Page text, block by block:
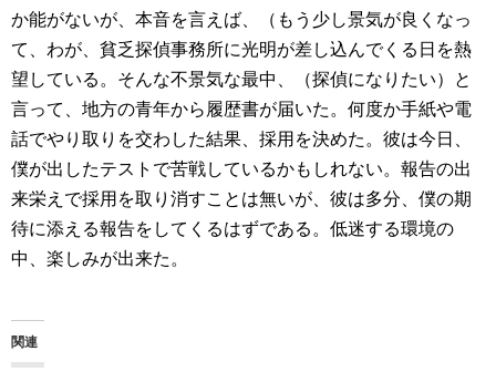
か能がないが、本音を言えば、（もう少し景気が良くなっ
て、わが、貧乏探偵事務所に光明が差し込んでくる日を熱
望している。そんな不景気な最中、（探偵になりたい）と
言って、地方の青年から履歴書が届いた。何度か手紙や電
話でやり取りを交わした結果、採用を決めた。彼は今日、
僕が出したテストで苦戦しているかもしれない。報告の出
来栄えで採用を取り消すことは無いが、彼は多分、僕の期
待に添える報告をしてくるはずである。低迷する環境の
中、楽しみが出来た。
関連